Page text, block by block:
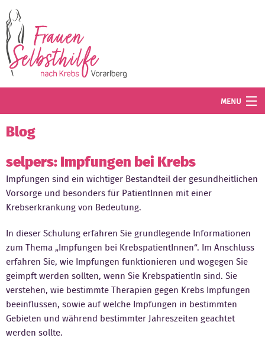
MENU
Termine
Angebot
Wissenswertes
Der Verein
Mitglied werden
Kontakt
Blog
selpers: Impfungen bei Krebs
Impfungen sind ein wichtiger Bestandteil der gesundheitlichen
Vorsorge und besonders für PatientInnen mit einer
Krebserkrankung von Bedeutung.
In dieser Schulung erfahren Sie grundlegende Informationen
zum Thema „Impfungen bei KrebspatientInnen“. Im Anschluss
erfahren Sie, wie Impfungen funktionieren und wogegen Sie
geimpft werden sollten, wenn Sie KrebspatientIn sind. Sie
verstehen, wie bestimmte Therapien gegen Krebs Impfungen
beeinflussen, sowie auf welche Impfungen in bestimmten
Gebieten und während bestimmter Jahreszeiten geachtet
werden sollte.